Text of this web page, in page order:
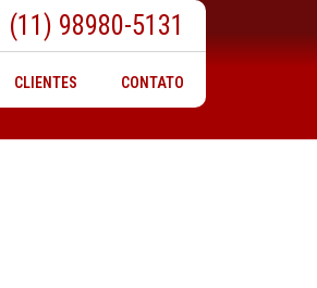
(11) 98980-5131
CLIENTES CONTATO